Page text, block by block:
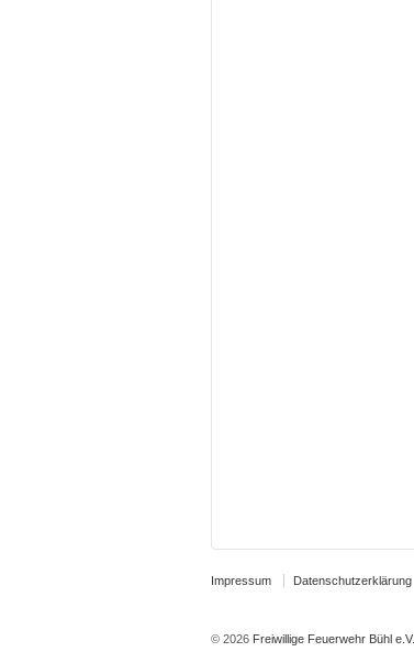
Impressum Datenschutzerklärung
© 2026 Freiwillige Feuerwehr Bühl e.V.